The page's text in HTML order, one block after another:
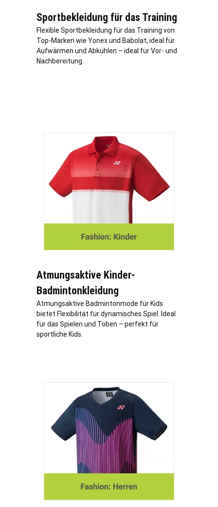
Sportbekleidung für das Training
Flexible Sportbekleidung für das Training von
Top-Marken wie Yonex und Babolat, ideal für
Aufwärmen und Abkühlen – ideal für Vor- und
Nachbereitung.
Atmungsaktive Kinder-
Badmintonkleidung
Atmungsaktive Badmintonmode für Kids
bietet Flexibilität für dynamisches Spiel. Ideal
für das Spielen und Toben – perfekt für
sportliche Kids.